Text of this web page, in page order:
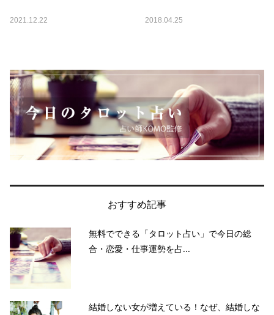
2021.12.22 2018.04.25
おすすめ記事
無料でできる「タロット占い」で今日の総
合・恋愛・仕事運勢を占...
結婚しない女が増えている！なぜ、結婚しな